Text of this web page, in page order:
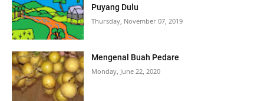
Puyang Dulu
Thursday, November 07, 2019
Mengenal Buah Pedare
Monday, June 22, 2020